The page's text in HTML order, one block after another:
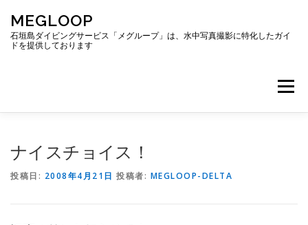
ッ
MEGLOOP
石垣島ダイビングサービス「メグループ」は、水中写真撮影に特化したガイ
ドを提供しております
メニュー
ナイスチョイス！
投稿日: 2008年4月21日 投稿者: MEGLOOP-DELTA